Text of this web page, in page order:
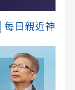
日親近神